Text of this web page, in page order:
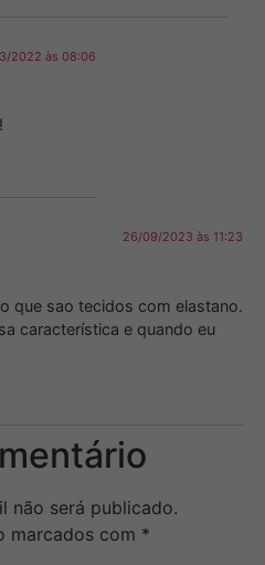
2022 às 08:06
26/09/2023 às 11:23
que sao tecidos com elastano.
característica e quando eu
não será publicado.
marcados com *